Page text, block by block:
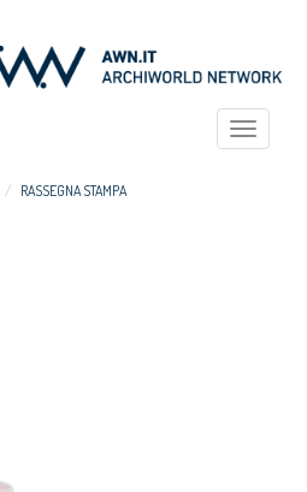
Toggle
RASSEGNA STAMPA